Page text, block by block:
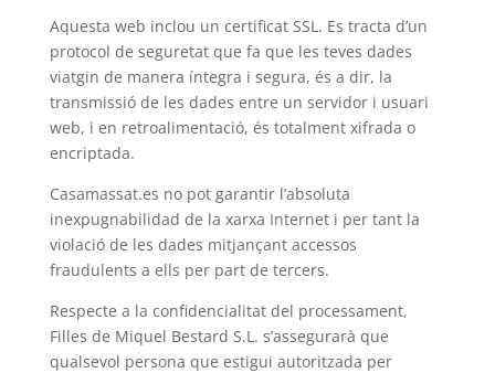
Aquesta web inclou un certificat SSL. Es tracta d’un
protocol de seguretat que fa que les teves dades
viatgin de manera íntegra i segura, és a dir, la
transmissió de les dades entre un servidor i usuari
web, i en retroalimentació, és totalment xifrada o
encriptada.
Casamassat.es no pot garantir l’absoluta
inexpugnabilidad de la xarxa Internet i per tant la
violació de les dades mitjançant accessos
fraudulents a ells per part de tercers.
Respecte a la confidencialitat del processament,
Filles de Miquel Bestard S.L. s’assegurarà que
qualsevol persona que estigui autoritzada per